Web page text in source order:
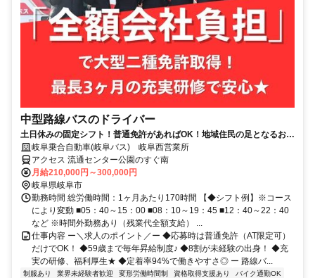
中型路線バスのドライバー
土日休みの固定シフト！普通免許があればOK！地域住民の足となるお仕
事です
岐阜乗合自動車(岐阜バス) 岐阜西営業所
アクセス 流通センター公園のすぐ南
月給210,000円～300,000円
岐阜県岐阜市
勤務時間 総労働時間：1ヶ月あたり170時間 【◆シフト例】※コース
により変動 ■05：40～15：00 ■08：10～19：45 ■12：40～22：40
など ※時間外勤務あり（残業代全額支給） ...
仕事内容 ー＼求人のポイント／ー ◆応募時は普通免許（AT限定可）
だけでOK！ ◆59歳まで毎年昇給制度♪ ◆8割が未経験の出身！ ◆充
実の研修、福利厚生★ ◆定着率94%で働きやすさ◎ ー 路線バ...
制服あり 業界未経験者歓迎 変形労働時間制 資格取得支援あり
バイク通勤OK